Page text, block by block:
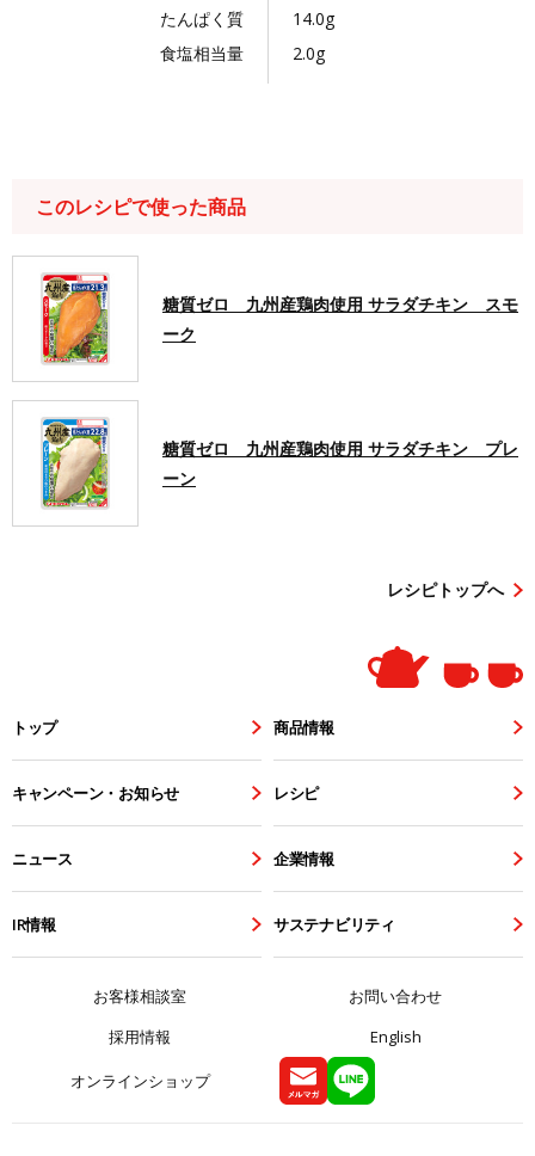
たんぱく質
14.0g
食塩相当量
2.0g
このレシピで使った商品
糖質ゼロ 九州産鶏肉使用 サラダチキン スモ
ーク
糖質ゼロ 九州産鶏肉使用 サラダチキン プレ
ーン
レシピトップへ
トップ 商品情報
キャンペーン・お知らせ レシピ
ニュース 企業情報
IR情報 サステナビリティ
お客様相談室
お問い合わせ
採用情報
English
オンラインショップ